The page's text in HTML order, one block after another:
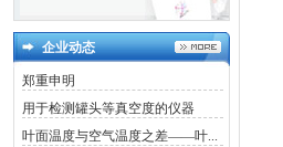
企业动态
郑重申明
用于检测罐头等真空度的仪器
叶面温度与空气温度之差——叶...